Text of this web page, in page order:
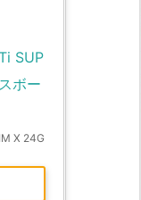
SUP
ボー
X 24G